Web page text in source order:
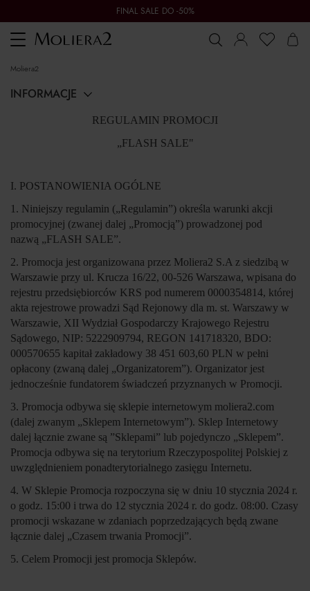
FINAL SALE DO -50%
Toggle
navigation
moliera2
INFORMACJE
REGULAMIN PROMOCJI
„FLASH SALE"
I. POSTANOWIENIA OGÓLNE
1. Niniejszy regulamin („Regulamin”) określa warunki akcji
promocyjnej (zwanej dalej „Promocją”) prowadzonej pod
nazwą „FLASH SALE”.
2. Promocja jest organizowana przez Moliera2 S.A z siedzibą w
Warszawie przy ul. Krucza 16/22, 00-526 Warszawa, wpisana do
rejestru przedsiębiorców KRS pod numerem 0000354814, której
akta rejestrowe prowadzi Sąd Rejonowy dla m. st. Warszawy w
Warszawie, XII Wydział Gospodarczy Krajowego Rejestru
Sądowego, NIP: 5222909794, REGON 141718320, BDO:
000570655 kapitał zakładowy 38 451 603,60 PLN w pełni
opłacony (zwaną dalej „Organizatorem”). Organizator jest
jednocześnie fundatorem świadczeń przyznanych w Promocji.
3. Promocja odbywa się sklepie internetowym moliera2.com
(dalej zwanym „Sklepem Internetowym”). Sklep Internetowy
dalej łącznie zwane są ”Sklepami” lub pojedynczo „Sklepem”.
Promocja odbywa się na terytorium Rzeczypospolitej Polskiej z
uwzględnieniem ponadterytorialnego zasięgu Internetu.
4. W Sklepie Promocja rozpoczyna się w dniu 10 stycznia 2024 r.
o godz. 15:00 i trwa do 12 stycznia 2024 r. do godz. 08:00. Czasy
promocji wskazane w zdaniach poprzedzających będą zwane
łącznie dalej „Czasem trwania Promocji”.
5. Celem Promocji jest promocja Sklepów.